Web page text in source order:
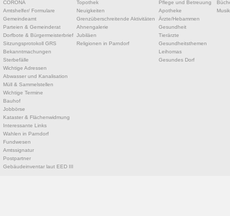
CORONA
Amtshelfer/ Formulare
Gemeindeamt
Parteien & Gemeinderat
Dorfbote & Bürgermeisterbrief
Sitzungsprotokoll GRS
Bekanntmachungen
Sterbefälle
Wichtige Adressen
Abwasser und Kanalisation
Müll & Sammelstellen
Wichtige Termine
Bauhof
Jobbörse
Kataster & Flächenwidmung
Interessante Links
Wahlen in Parndorf
Fundwesen
Amtssignatur
Postpartner
Gebäudeinventar laut EED III
Topothek
Neuigkeiten
Grenzüberschreitende Aktivitäten
Ahnengalerie
Jubiläen
Religionen in Parndorf
Pflege und Betreuung
Apotheke
Ärzte/Hebammen
Gesundheit
Tierärzte
Gesundheitsthemen
Leihomas
Gesundes Dorf